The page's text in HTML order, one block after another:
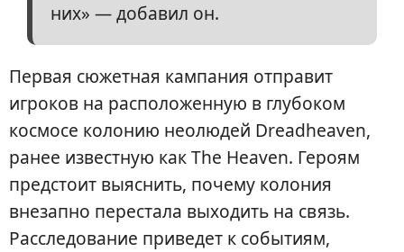
них» — добавил он.
Первая сюжетная кампания отправит
игроков на расположенную в глубоком
космосе колонию неолюдей Dreadheaven,
ранее известную как The Heaven. Героям
предстоит выяснить, почему колония
внезапно перестала выходить на связь.
Расследование приведет к событиям,